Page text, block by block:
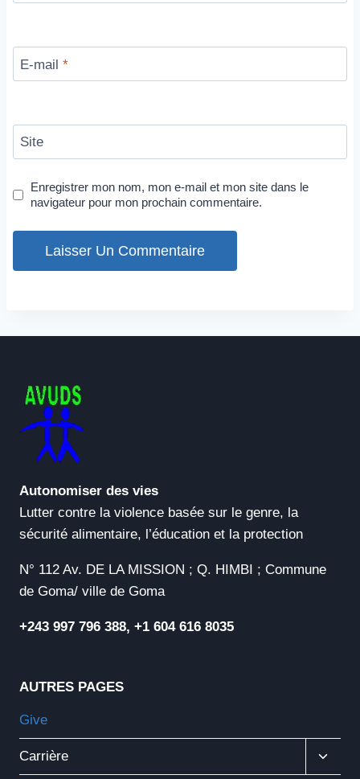
E-mail *
Site
Enregistrer mon nom, mon e-mail et mon site dans le
navigateur pour mon prochain commentaire.
Autonomiser des vies
Lutter contre la violence basée sur le genre, la
sécurité alimentaire, l’éducation et la protection
N° 112 Av. DE LA MISSION ; Q. HIMBI ; Commune
de Goma/ ville de Goma
+243 997 796 388, +1 604 616 8035
AUTRES PAGES
Give
Carrière
Le